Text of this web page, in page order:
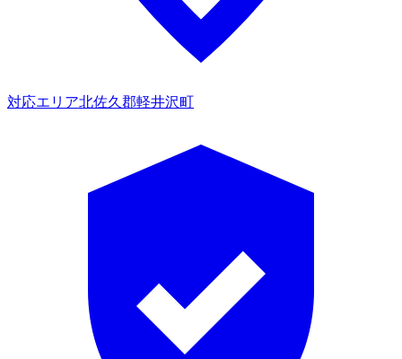
対応エリア北佐久郡軽井沢町